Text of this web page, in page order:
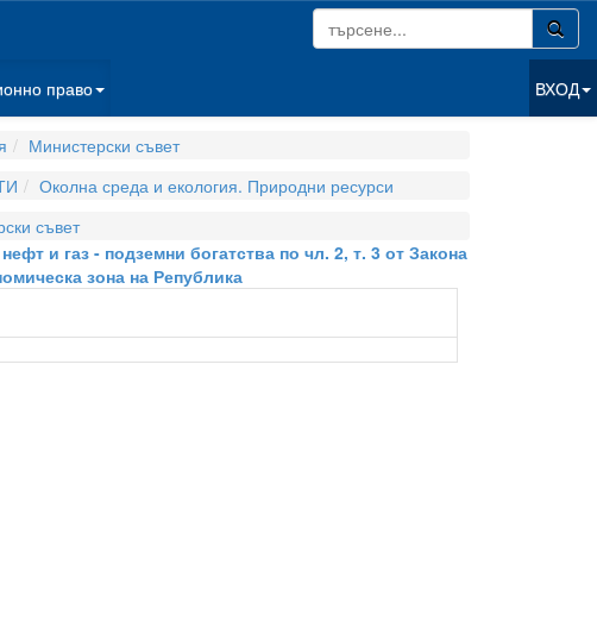
право ВХОД
Министерски съвет
Околна среда и екология. Природни ресурси
съвет
и газ - подземни богатства по чл. 2, т. 3 от Закона
зона на Република